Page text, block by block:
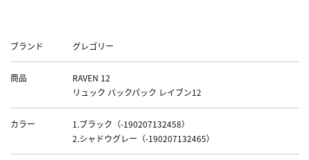
ブランド
グレゴリー
商品
RAVEN 12
リュック バックパック レイブン12
カラー
1.ブラック（-190207132458）
2.シャドウグレー（-190207132465）